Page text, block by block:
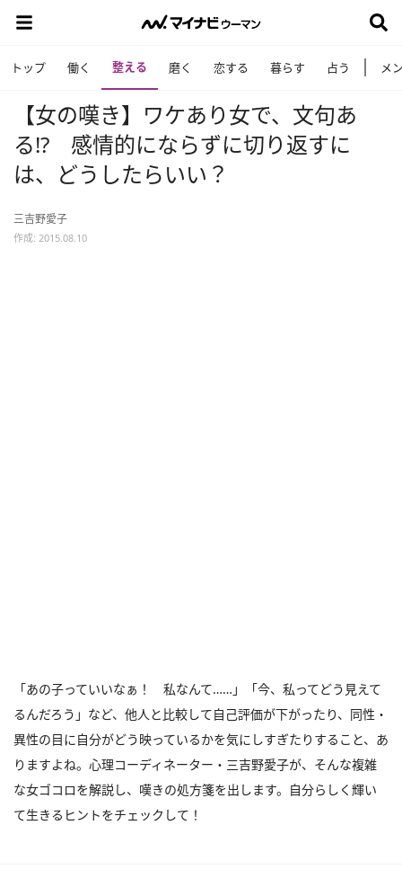
トップ 働く 整える 磨く 恋する 暮らす 占う メ
【女の嘆き】ワケあり女で、文句あ
る!? 感情的にならずに切り返すに
は、どうしたらいい？
三吉野愛子
作成: 2015.08.10
「あの子っていいなぁ！ 私なんて……」「今、私ってどう見えて
るんだろう」など、他人と比較して自己評価が下がったり、同性・
異性の目に自分がどう映っているかを気にしすぎたりすること、あ
りますよね。心理コーディネーター・三吉野愛子が、そんな複雑
な女ゴコロを解説し、嘆きの処方箋を出します。自分らしく輝い
て生きるヒントをチェックして！